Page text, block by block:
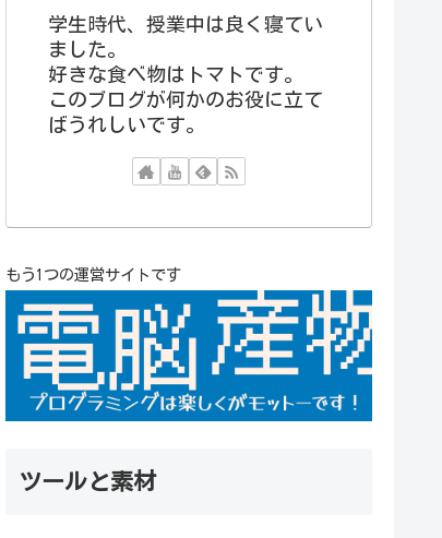
学生時代、授業中は良く寝てい
ました。
好きな食べ物はトマトです。
このブログが何かのお役に立て
ばうれしいです。
もう1つの運営サイトです
ツールと素材